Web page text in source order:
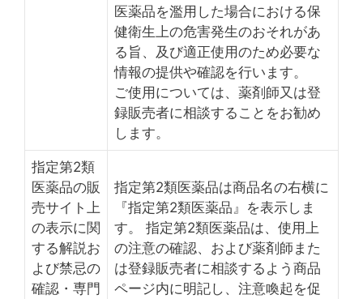
医薬品を濫用した場合における保
健衛生上の危害発生のおそれがあ
る旨、及び適正使用のため必要な
情報の提供や確認を行います。
ご使用については、薬剤師又は登
録販売者に相談することをお勧め
します。
指定第2類
医薬品の販
売サイト上
の表示に関
する解説お
よび禁忌の
確認・専門
指定第2類医薬品は商品名の右横に
『指定第2類医薬品』を表示しま
す。 指定第2類医薬品は、使用上
の注意の確認、および薬剤師また
は登録販売者に相談するよう商品
ページ内に明記し、注意喚起を促